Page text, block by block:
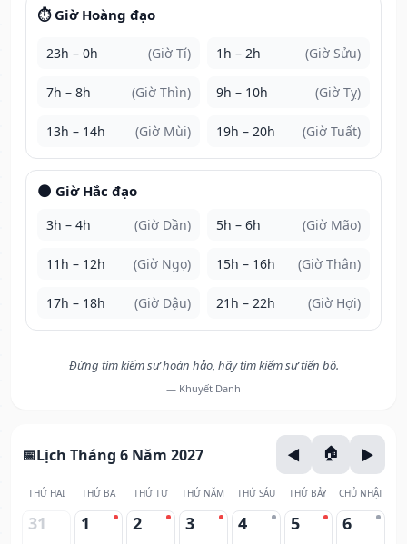
⏱️ Giờ Hoàng đạo
23h – 0h (Giờ Tí) 1h – 2h (Giờ Sửu)
7h – 8h (Giờ Thìn) 9h – 10h (Giờ Tỵ)
13h – 14h (Giờ Mùi) 19h – 20h (Giờ Tuất)
🌑 Giờ Hắc đạo
3h – 4h (Giờ Dần) 5h – 6h (Giờ Mão)
11h – 12h (Giờ Ngọ) 15h – 16h (Giờ Thân)
17h – 18h (Giờ Dậu) 21h – 22h (Giờ Hợi)
Đừng tìm kiếm sự hoàn hảo, hãy tìm kiếm sự tiến bộ.
— Khuyết Danh
Lịch Tháng 6 Năm 2027
THỨ HAI THỨ BA THỨ TƯ THỨ NĂM THỨ SÁU THỨ BẢY CHỦ NHẬT
31 1 2 3 4 5 6